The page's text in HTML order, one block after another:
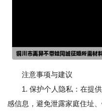
注意事项与建议
1. 保护个人隐私：在提供
感信息，避免泄露家庭住址